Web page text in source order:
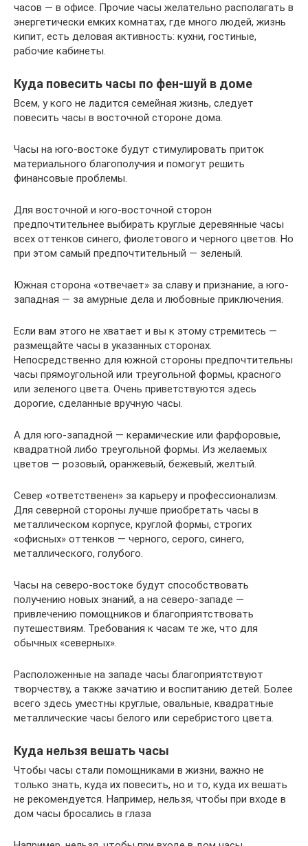
часов — в офисе. Прочие часы желательно располагать в
энергетически емких комнатах, где много людей, жизнь
кипит, есть деловая активность: кухни, гостиные,
рабочие кабинеты.
Куда повесить часы по фен-шуй в доме
Всем, у кого не ладится семейная жизнь, следует
повесить часы в восточной стороне дома.
Часы на юго-востоке будут стимулировать приток
материального благополучия и помогут решить
финансовые проблемы.
Для восточной и юго-восточной сторон
предпочтительнее выбирать круглые деревянные часы
всех оттенков синего, фиолетового и черного цветов. Но
при этом самый предпочтительный — зеленый.
Южная сторона «отвечает» за славу и признание, а юго-
западная — за амурные дела и любовные приключения.
Если вам этого не хватает и вы к этому стремитесь —
размещайте часы в указанных сторонах.
Непосредственно для южной стороны предпочтительны
часы прямоугольной или треугольной формы, красного
или зеленого цвета. Очень приветствуются здесь
дорогие, сделанные вручную часы.
А для юго-западной — керамические или фарфоровые,
квадратной либо треугольной формы. Из желаемых
цветов — розовый, оранжевый, бежевый, желтый.
Север «ответственен» за карьеру и профессионализм.
Для северной стороны лучше приобретать часы в
металлическом корпусе, круглой формы, строгих
«офисных» оттенков — черного, серого, синего,
металлического, голубого.
Часы на северо-востоке будут способствовать
получению новых знаний, а на северо-западе —
привлечению помощников и благоприятствовать
путешествиям. Требования к часам те же, что для
обычных «северных».
Расположенные на западе часы благоприятствуют
творчеству, а также зачатию и воспитанию детей. Более
всего здесь уместны круглые, овальные, квадратные
металлические часы белого или серебристого цвета.
Куда нельзя вешать часы
Чтобы часы стали помощниками в жизни, важно не
только знать, куда их повесить, но и то, куда их вешать
не рекомендуется. Например, нельзя, чтобы при входе в
дом часы бросались в глаза